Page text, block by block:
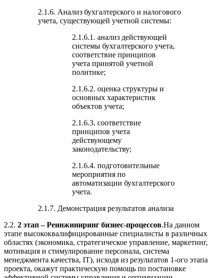
2.1.6. Анализ бухгалтерского и налогового
учета, существующей учетной системы:
2.1.6.1. анализ действующей
системы бухгалтерского учета,
соответствие принципов
учета принятой учетной
политике;
2.1.6.2. оценка структуры и
основных характеристик
объектов учета;
2.1.6.3. соответствие
принципов учета
действующему
законодательству;
2.1.6.4. подготовительные
мероприятия по
автоматизации бухгалтерского
учета.
2.1.7. Демонстрация результатов анализа
2.2. 2 этап – Реинжиниринг бизнес-процессов.На данном
этапе высококвалифицированные специалисты в различных
областях (экономика, стратегическое управление, маркетинг,
мотивация и стимулирование персонала, система
менеджмента качества, IT), исходя из результатов 1-ого этапа
проекта, окажут практическую помощь по постановке